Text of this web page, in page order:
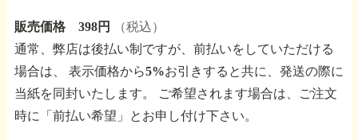
販売価格 398円
（税込）
通常、弊店は後払い制ですが、前払いをしていただける
場合は、
表示価格から5%お引きすると共に、発送の際に
当紙を同封いたします。
ご希望されます場合は、ご注文
時に「前払い希望」とお申し付け下さい。